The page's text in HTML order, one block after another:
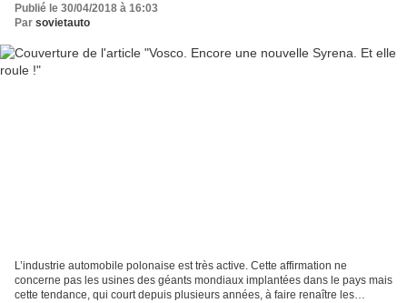
Publié le 30/04/2018 à 16:03
Par sovietauto
L’industrie automobile polonaise est très active. Cette affirmation ne
concerne pas les usines des géants mondiaux implantées dans le pays mais
cette tendance, qui court depuis plusieurs années, à faire renaître les